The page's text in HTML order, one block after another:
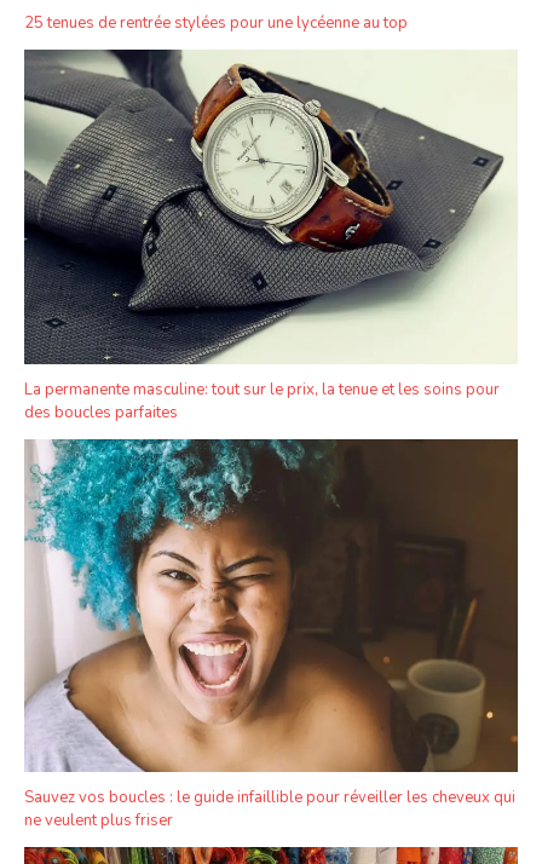
25 tenues de rentrée stylées pour une lycéenne au top
La permanente masculine: tout sur le prix, la tenue et les soins pour
des boucles parfaites
Sauvez vos boucles : le guide infaillible pour réveiller les cheveux qui
ne veulent plus friser